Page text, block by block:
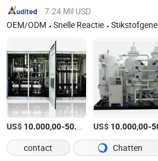
7.24 Mil USD
OEM/ODM
Snelle Reactie Stikstofgenerator, Zuurstofgenerator,
US$ 10.000,00-50.000,00 /Set
US$ 10.000,00-
contact Chatten